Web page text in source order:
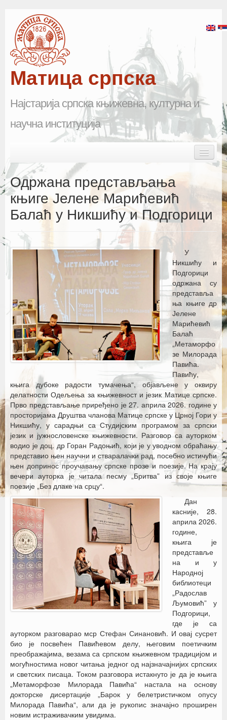
Матица српска
Најстарија српска књижевна, културна и
научна институција
Почетна
Матица српска
Научна одељења
Каталог издања
Летопис Матице српске
Гласник Матице српске
Е–издања
Вести
Најаве
Одржана представљања
књиге Јелене Марићевић
Балаћ у Никшићу и Подгорици
У
Никшићу и
Подгорици
одржана су
представља
ња књиге др
Јелене
Марићевић
Балаћ
„Метаморфо
зе Милорада
Павића.
Павићу,
књига дубоке радости тумачења“, објављене у оквиру
делатности Одељења за књижевност и језик Матице српске.
Прво представљање приређено је 27. априла 2026. године у
просторијама Друштва чланова Матице српске у Црној Гори у
Никшићу, у сарадњи са Студијским програмом за српски
језик и јужнословенске књижевности. Разговор са ауторком
водио је доц. др Горан Радоњић, који је у уводном обраћању
представио њен научни и стваралачки рад, посебно истичући
њен допринос проучавању српске прозе и поезије. На крају
вечери ауторка је читала песму „Бритва” из своје књиге
поезије „Без длаке на срцу“.
Дан
касније, 28.
априла 2026.
године,
књига је
представље
на и у
Народној
библиотеци
„Радослав
Љумовић” у
Подгорици,
где је са
ауторком разговарао мср Стефан Синановић. И овај сусрет
био је посвећен Павићевом делу, његовим поетичким
преображајима, везама са српском књижевном традицијом и
могућностима новог читања једног од најзначајнијих српских
и светских писаца. Током разговора истакнуто је да је књига
„Метаморфозе Милорада Павића“ настала на основу
докторске дисертације „Барок у белетристичком опусу
Милорада Павића“, али да је рукопис значајно проширен
новим истраживачким увидима.